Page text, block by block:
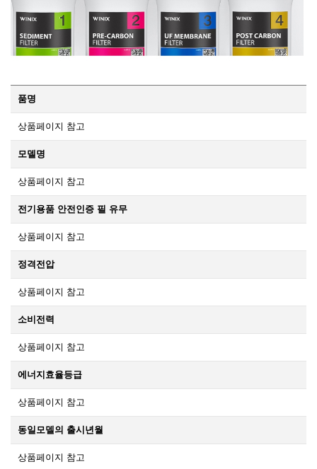
품명
상품페이지 참고
모델명
상품페이지 참고
전기용품 안전인증 필 유무
상품페이지 참고
정격전압
상품페이지 참고
소비전력
상품페이지 참고
에너지효율등급
상품페이지 참고
동일모델의 출시년월
상품페이지 참고